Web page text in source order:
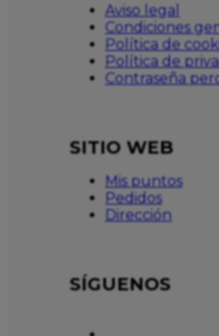
Aviso legal
Condiciones
Política de
Política de
Contraseña
SITIO WEB
Mis puntos
Pedidos
Dirección
SÍGUENOS